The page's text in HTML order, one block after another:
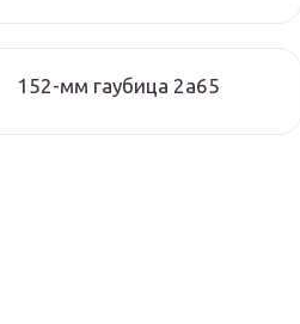
152-мм гаубица 2а65